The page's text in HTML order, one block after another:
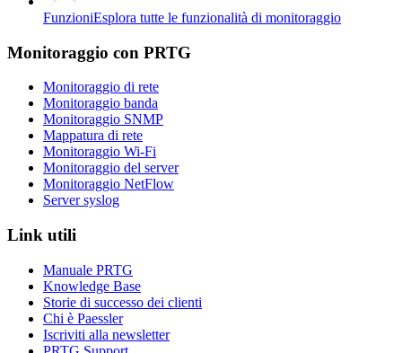
FunzioniEsplora tutte le funzionalità di monitoraggio
Monitoraggio con PRTG
Monitoraggio di rete
Monitoraggio banda
Monitoraggio SNMP
Mappatura di rete
Monitoraggio Wi-Fi
Monitoraggio del server
Monitoraggio NetFlow
Server syslog
Link utili
Manuale PRTG
Knowledge Base
Storie di successo dei clienti
Chi è Paessler
Iscriviti alla newsletter